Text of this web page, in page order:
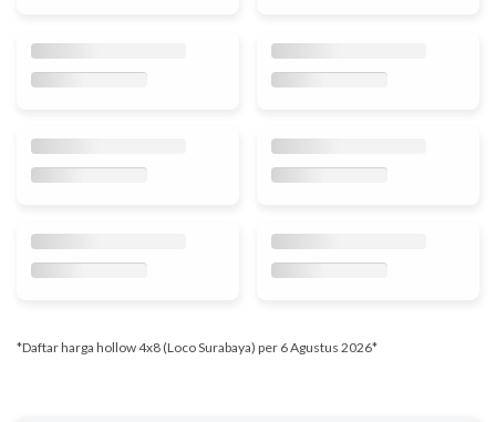
*Daftar harga hollow 4x8 (Loco Surabaya) per 6 Agustus 2026*